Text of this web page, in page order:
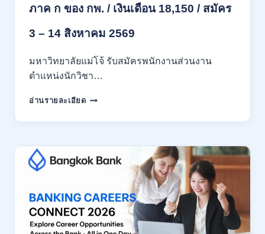
19
2569
ภาค ก ของ กพ. / เงินเดือน 18,150 / สมัคร
3 – 14 สิงหาคม 2569
มหาวิทยาลัยแม่โจ้ รับสมัครพนักงานส่วนงาน
ตำแหน่งนักวิชา…
อ่านรายละเอียดมหาวิทยาลัย
โจ้
เปิด
รับ
ปริญญา
ตรี
ทุก
สาขา